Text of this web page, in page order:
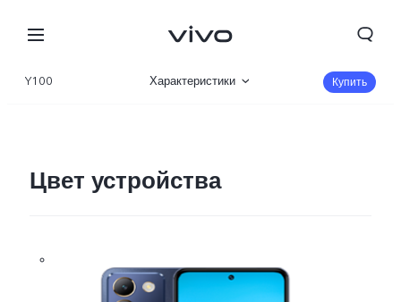
Y100 Характеристики Купить
Цвет устройства